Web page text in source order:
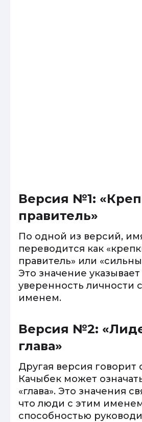
Версия №1:
правитель»
По одной из версий,
переводится как
правитель» или
Это значение
уверенность личности
именем.
Версия №2:
глава»
Другая версия говорит
Качыбек может
«глава». Это значения
что люди с этим
способностью